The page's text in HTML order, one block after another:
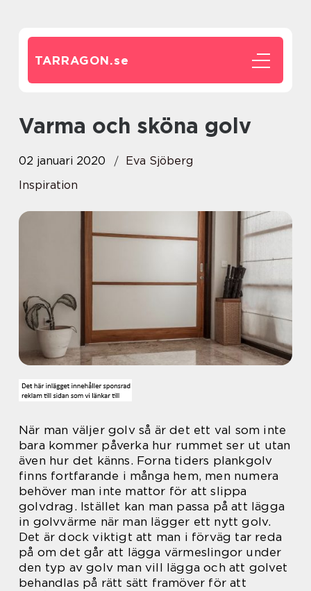
TARRAGON.se
Varma och sköna golv
02 januari 2020
Eva Sjöberg
Inspiration
När man väljer golv så är det ett val som inte
bara kommer påverka hur rummet ser ut utan
även hur det känns. Forna tiders plankgolv
finns fortfarande i många hem, men numera
behöver man inte mattor för att slippa
golvdrag. Istället kan man passa på att lägga
in golvvärme när man lägger ett nytt golv.
Det är dock viktigt att man i förväg tar reda
på om det går att lägga värmeslingor under
den typ av golv man vill lägga och att golvet
behandlas på rätt sätt framöver för att